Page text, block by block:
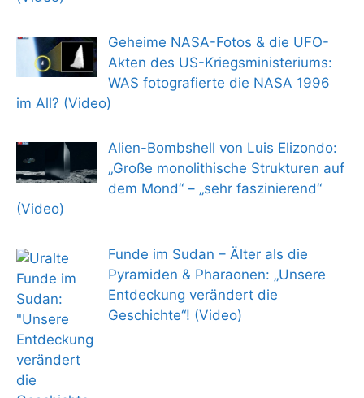
Geheime NASA-Fotos & die UFO-
Akten des US-Kriegsministeriums:
WAS fotografierte die NASA 1996
im All? (Video)
Alien-Bombshell von Luis Elizondo:
„Große monolithische Strukturen auf
dem Mond“ – „sehr faszinierend“
(Video)
Funde im Sudan – Älter als die
Pyramiden & Pharaonen: „Unsere
Entdeckung verändert die
Geschichte“! (Video)